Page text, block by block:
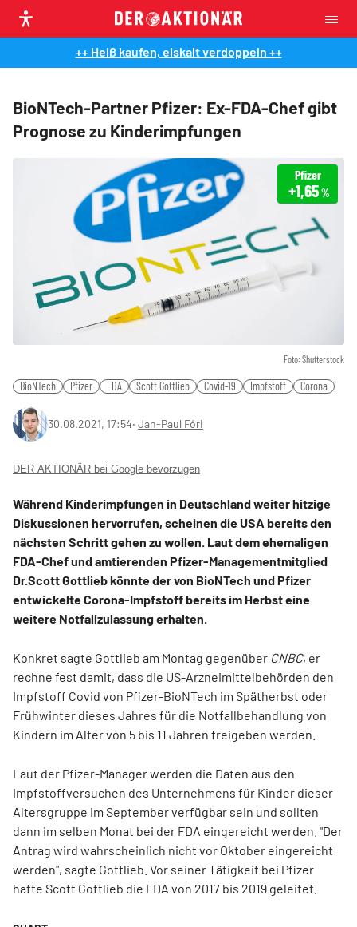
++ Heiß kaufen, eiskalt verdoppeln ++
BioNTech-Partner Pfizer: Ex-FDA-Chef gibt
Prognose zu Kinderimpfungen
Foto: Shutterstock
Pfizer
+1,65%
BioNTech Pfizer FDA Scott Gottlieb Covid-19 Impfstoff Corona
30.08.2021, 17:54‧ Jan-Paul Fóri
DER AKTIONÄR bei Google bevorzugen
Während Kinderimpfungen in Deutschland weiter hitzige
Diskussionen hervorrufen, scheinen die USA bereits den
nächsten Schritt gehen zu wollen. Laut dem ehemaligen
FDA-Chef und amtierenden Pfizer-Managementmitglied
Dr.Scott Gottlieb könnte der von BioNTech und Pfizer
entwickelte Corona-Impfstoff bereits im Herbst eine
weitere Notfallzulassung erhalten.
Konkret sagte Gottlieb am Montag gegenüber CNBC, er
rechne fest damit, dass die US-Arzneimittelbehörden den
Impfstoff Covid von Pfizer-BioNTech im Spätherbst oder
Frühwinter dieses Jahres für die Notfallbehandlung von
Kindern im Alter von 5 bis 11 Jahren freigeben werden.
Laut der Pfizer-Manager werden die Daten aus den
Impfstoffversuchen des Unternehmens für Kinder dieser
Altersgruppe im September verfügbar sein und sollten
dann im selben Monat bei der FDA eingereicht werden. "Der
Antrag wird wahrscheinlich nicht vor Oktober eingereicht
werden", sagte Gottlieb. Vor seiner Tätigkeit bei Pfizer
hatte Scott Gottlieb die FDA von 2017 bis 2019 geleitet.